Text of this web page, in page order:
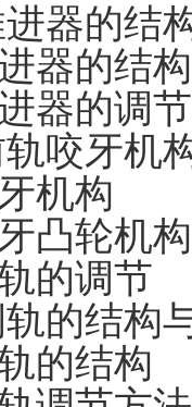
器的结
的结构
的调节
咬牙机
机构
轮机构
调节
的结构
结构